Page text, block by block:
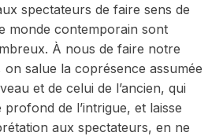
spectateurs de faire sens de
monde contemporain sont
À nous de faire notre
on salue la coprésence assumée
et de celui de l’ancien, qui
de l’intrigue, et laisse
aux spectateurs, en ne